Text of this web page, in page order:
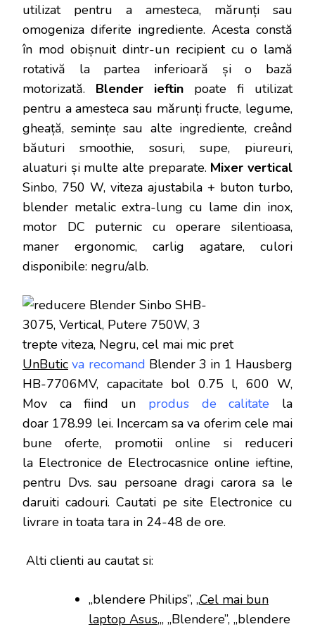
utilizat pentru a amesteca, mărunți sau
omogeniza diferite ingrediente. Acesta constă
în mod obișnuit dintr-un recipient cu o lamă
rotativă la partea inferioară și o bază
motorizată. Blender ieftin poate fi utilizat
pentru a amesteca sau mărunți fructe, legume,
gheață, semințe sau alte ingrediente, creând
băuturi smoothie, sosuri, supe, piureuri,
aluaturi și multe alte preparate. Mixer vertical
Sinbo, 750 W, viteza ajustabila + buton turbo,
blender metalic extra-lung cu lame din inox,
motor DC puternic cu operare silentioasa,
maner ergonomic, carlig agatare, culori
disponibile: negru/alb.
UnButic va recomand Blender 3 in 1 Hausberg
HB-7706MV, capacitate bol 0.75 l, 600 W,
Mov ca fiind un produs de calitate la
doar 178.99 lei. Incercam sa va oferim cele mai
bune oferte, promotii online si reduceri
la Electronice de Electrocasnice online ieftine,
pentru Dvs. sau persoane dragi carora sa le
daruiti cadouri. Cautati pe site Electronice cu
livrare in toata tara in 24-48 de ore.
Alti clienti au cautat si:
„blendere Philips”, „Cel mai bun
laptop Asus„, „Blendere”, „blendere